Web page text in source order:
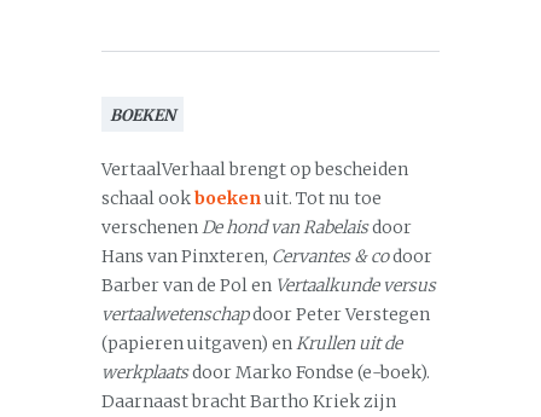
BOEKEN
VertaalVerhaal brengt op bescheiden
schaal ookboekenuit. Tot nu toe
verschenenDe hond van Rabelaisdoor
Hans van Pinxteren, Cervantes & codoor
Barber van de Pol en Vertaalkunde versus
vertaalwetenschapdoor Peter Verstegen
(papieren uitgaven) enKrullen uit de
werkplaatsdoor Marko Fondse (e-boek).
Daarnaast bracht Bartho Kriek zijn